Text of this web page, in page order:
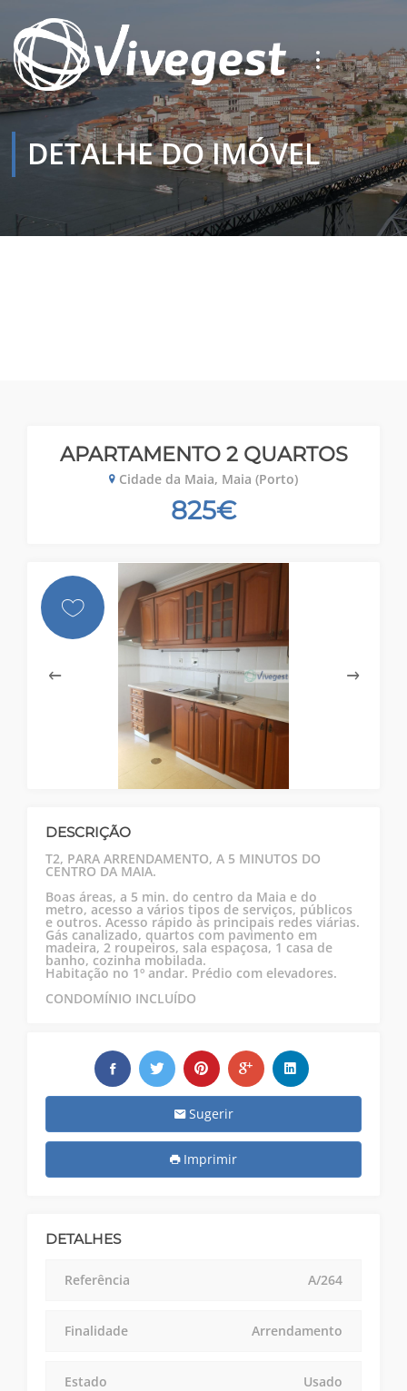
DETALHE DO IMÓVEL
APARTAMENTO 2 QUARTOS
Cidade da Maia, Maia (Porto)
825€
DESCRIÇÃO
T2, PARA ARRENDAMENTO, A 5 MINUTOS DO
CENTRO DA MAIA.
Boas áreas, a 5 min. do centro da Maia e do
metro, acesso a vários tipos de serviços, públicos
e outros. Acesso rápido às principais redes viárias.
Gás canalizado, quartos com pavimento em
madeira, 2 roupeiros, sala espaçosa, 1 casa de
banho, cozinha mobilada.
Habitação no 1º andar. Prédio com elevadores.
CONDOMÍNIO INCLUÍDO
Sugerir
Imprimir
DETALHES
Referência A/264
Finalidade Arrendamento
Estado Usado